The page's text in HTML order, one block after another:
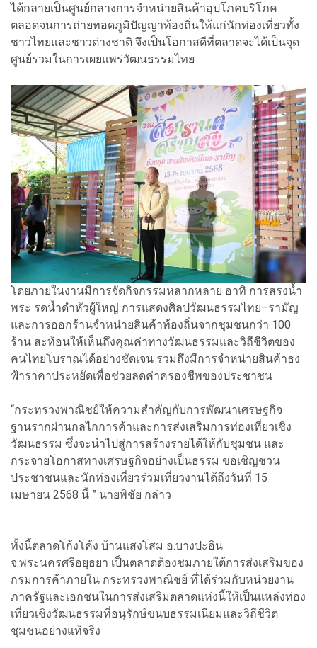
ได้กลายเป็นศูนย์กลางการจำหน่ายสินค้าอุปโภคบริโภค
ตลอดจนการถ่ายทอดภูมิปัญญาท้องถิ่นให้แก่นักท่องเที่ยวทั้ง
ชาวไทยและชาวต่างชาติ จึงเป็นโอกาสดีที่ตลาดจะได้เป็นจุด
ศูนย์รวมในการเผยแพร่วัฒนธรรมไทย
โดยภายในงานมีการจัดกิจกรรมหลากหลาย อาทิ การสรงน้ำ
พระ รดน้ำดำหัวผู้ใหญ่ การแสดงศิลปวัฒนธรรมไทย–รามัญ
และการออกร้านจำหน่ายสินค้าท้องถิ่นจากชุมชนกว่า 100
ร้าน สะท้อนให้เห็นถึงคุณค่าทางวัฒนธรรมและวิถีชีวิตของ
คนไทยโบราณได้อย่างชัดเจน รวมถึงมีการจำหน่ายสินค้าธง
ฟ้าราคาประหยัดเพื่อช่วยลดค่าครองชีพของประชาชน
“กระทรวงพาณิชย์ให้ความสำคัญกับการพัฒนาเศรษฐกิจ
ฐานรากผ่านกลไกการค้าและการส่งเสริมการท่องเที่ยวเชิง
วัฒนธรรม ซึ่งจะนำไปสู่การสร้างรายได้ให้กับชุมชน และ
กระจายโอกาสทางเศรษฐกิจอย่างเป็นธรรม ขอเชิญชวน
ประชาชนและนักท่องเที่ยวร่วมเที่ยวงานได้ถึงวันที่ 15
เมษายน 2568 นี้ ” นายพิชัย กล่าว
ทั้งนี้ตลาดโก้งโค้ง บ้านแสงโสม อ.บางปะอิน
จ.พระนครศรีอยุธยา เป็นตลาดต้องชมภายใต้การส่งเสริมของ
กรมการค้าภายใน กระทรวงพาณิชย์ ที่ได้ร่วมกับหน่วยงาน
ภาครัฐและเอกชนในการส่งเสริมตลาดแห่งนี้ให้เป็นแหล่งท่อง
เที่ยวเชิงวัฒนธรรมที่อนุรักษ์ขนบธรรมเนียมและวิถีชีวิต
ชุมชนอย่างแท้จริง